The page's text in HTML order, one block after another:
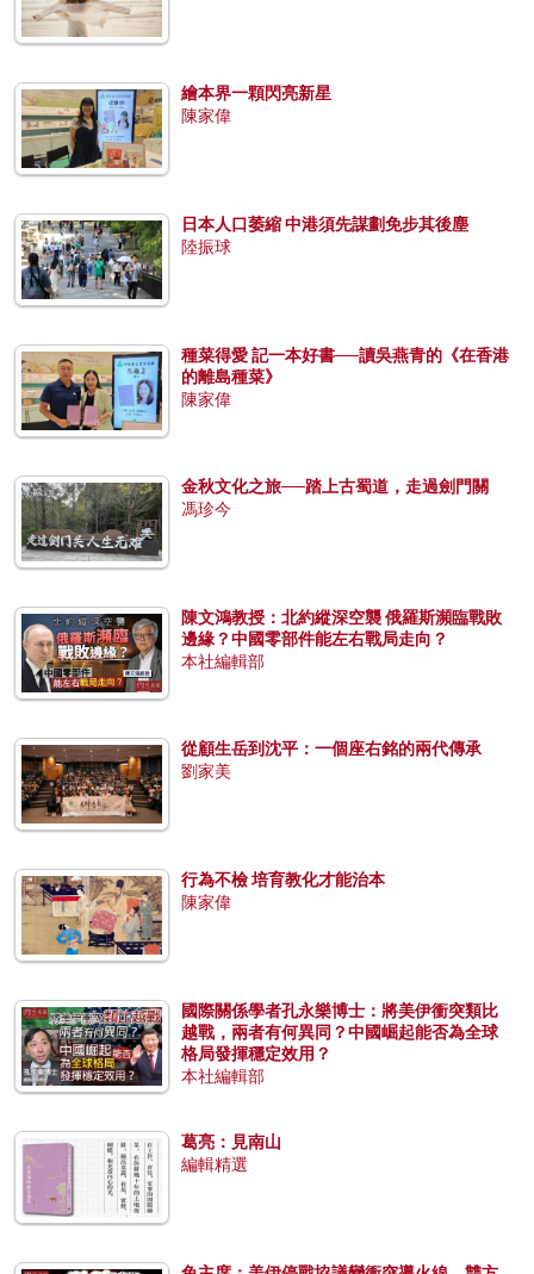
繪本界一顆閃亮新星
陳家偉
日本人口萎縮 中港須先謀劃免步其後塵
陸振球
種菜得愛 記一本好書──讀吳燕青的《在香港
的離島種菜》
陳家偉
金秋文化之旅──踏上古蜀道，走過劍門關
馮珍今
陳文鴻教授：北約縱深空襲 俄羅斯瀕臨戰敗
邊緣？中國零部件能左右戰局走向？
本社編輯部
從顧生岳到沈平：一個座右銘的兩代傳承
劉家美
行為不檢 培育教化才能治本
陳家偉
國際關係學者孔永樂博士：將美伊衝突類比
越戰，兩者有何異同？中國崛起能否為全球
格局發揮穩定效用？
本社編輯部
葛亮：見南山
編輯精選